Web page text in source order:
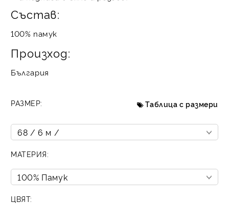
Състав:
100% памук
Произход:
България
РАЗМЕР: Таблица с размери
МАТЕРИЯ:
ЦВЯТ: